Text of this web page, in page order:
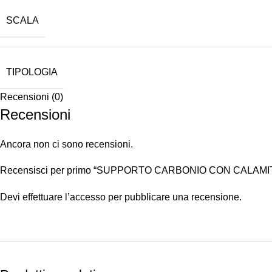
SCALA
TIPOLOGIA
Recensioni (0)
Recensioni
Ancora non ci sono recensioni.
Recensisci per primo “SUPPORTO CARBONIO CON
Devi effettuare l’accesso per pubblicare una recensione.